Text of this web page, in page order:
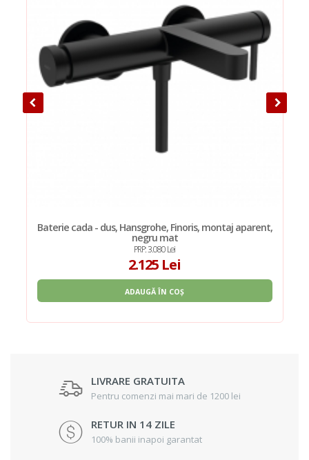
Baterie cada - dus, Hansgrohe, Finoris, montaj aparent,
negru mat
PRP: 3.080 Lei
2.125 Lei
ADAUGĂ ÎN COȘ
LIVRARE GRATUITA
Pentru comenzi mai mari de 1200 lei
RETUR IN 14 ZILE
100% banii inapoi garantat